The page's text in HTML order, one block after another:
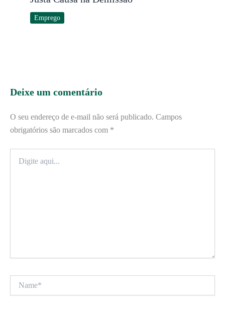
Emprego
Deixe um comentário
O seu endereço de e-mail não será publicado. Campos
obrigatórios são marcados com *
aqui...